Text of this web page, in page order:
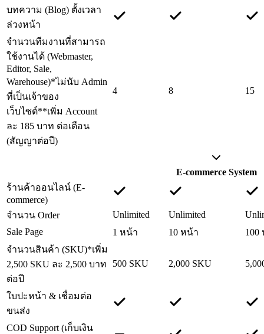
บทความ (Blog) ตั้งเวลา
ล่วงหน้า
จำนวนทีมงานที่สามารถ
ใช้งานได้ (Webmaster,
Editor, Sale,
Warehouse)*ไม่นับ Admin
ที่เป็นเจ้าของ
เว็บไซต์**เพิ่ม Account
ละ 185 บาท ต่อเดือน
(สัญญาต่อปี)
4 8 15
E-commerce System
ร้านค้าออนไลน์ (E-
commerce)
จำนวน Order
Unlimited Unlimited
Sale Page
1 หน้า 10 หน้า
100
จำนวนสินค้า (SKU)*เพิ่ม
2,500 SKU ละ 2,500 บาท
ต่อปี
500 SKU 2,000 SKU
ใบปะหน้า & เชื่อมต่อ
ขนส่ง
COD Support (เก็บเงิน